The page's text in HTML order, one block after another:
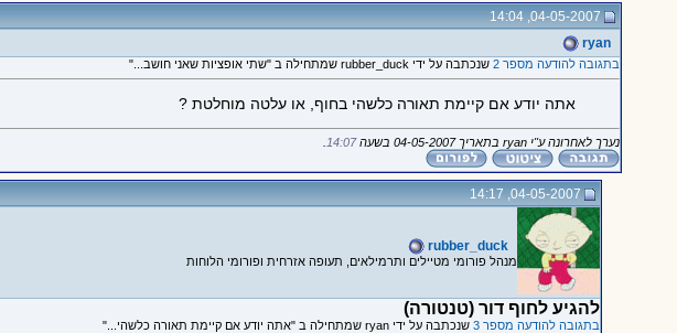
04-05-2007, 14:04
ryan
בתגובה להודעה מספר 2
שנכתבה על ידי rubber_duck שמתחילה ב "שתי אופציות שאני חושב..."
אתה יודע אם קיימת תאורה כלשהי בחוף, או עלטה מוחלטת ?
נערך לאחרונה ע"י ryan בתאריך 04-05-2007 בשעה 14:07
04-05-2007, 14:17
rubber_duck
מנהל פורומי מטיילים ותרמילאים, תעופה אזרחית ופורומי הלוחות
להגיע לחוף דור (טנטורה)
בתגובה להודעה מספר 3 שנכתבה על ידי ryan שמתחילה ב "אתה יודע אם קיימת תאורה כלשהי..."